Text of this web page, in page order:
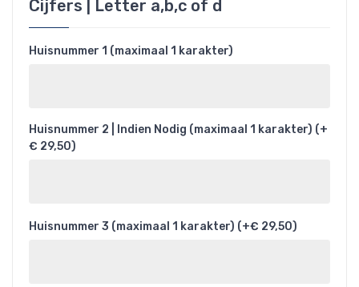
Cijfers | Letter a,b,c of d
Huisnummer 1 (maximaal 1 karakter)
Huisnummer 2 | Indien Nodig (maximaal 1 karakter) (+
€ 29,50)
Huisnummer 3 (maximaal 1 karakter) (+€ 29,50)